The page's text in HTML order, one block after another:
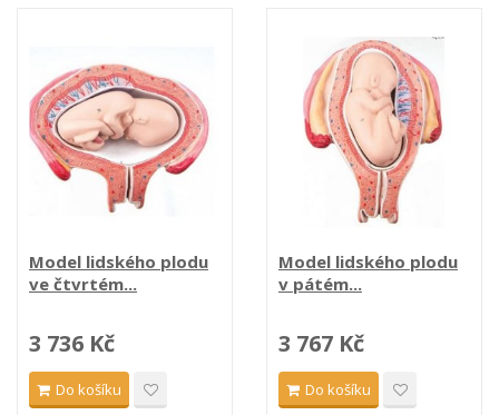
Model lidského plodu
ve čtvrtém...
3 736 Kč
Do košíku
Model lidského plodu
v pátém...
3 767 Kč
Do košíku